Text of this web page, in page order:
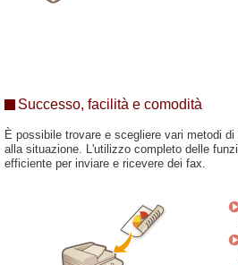
Successo, facilità e comodità
È possibile trovare e scegliere vari metodi
alla situazione. L'utilizzo completo delle
efficiente per inviare e ricevere dei fax.